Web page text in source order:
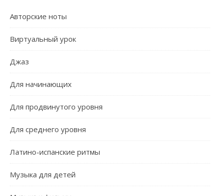
Авторские ноты
Виртуальный урок
Джаз
Для начинающих
Для продвинутого уровня
Для среднего уровня
Латино-испанские ритмы
Музыка для детей